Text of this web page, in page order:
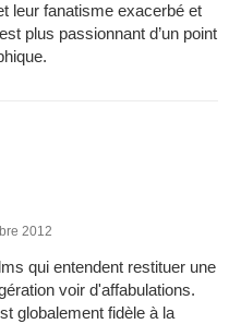
leur fanatisme exacerbé et
plus passionnant d’un point
2012
qui entendent restituer une
voir d'affabulations.
globalement fidèle à la